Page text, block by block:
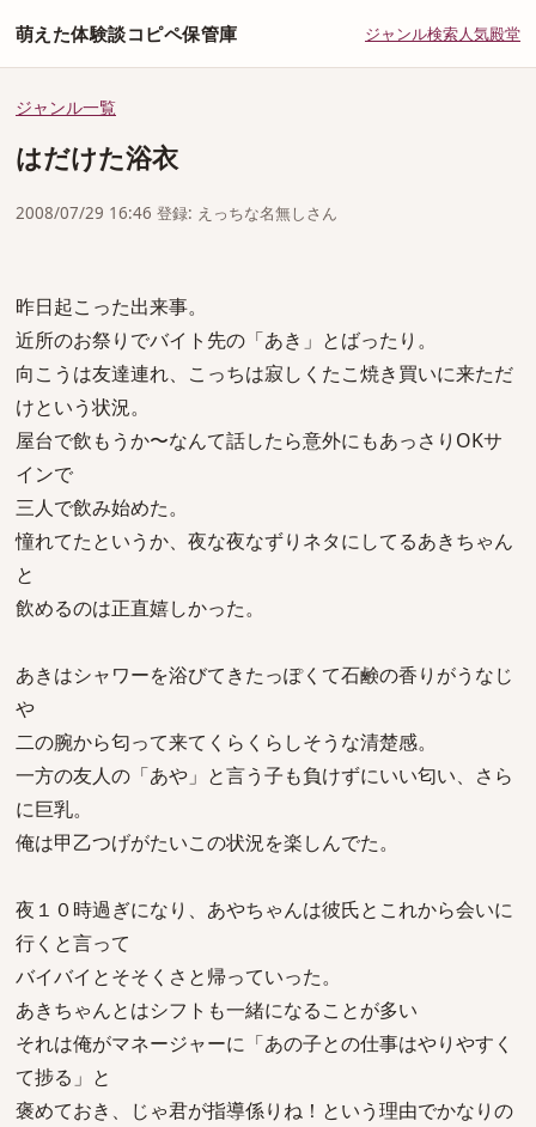
萌えた体験談コピペ保管庫 ジャンル検索人気殿堂
ジャンル一覧
はだけた浴衣
2008/07/29 16:46 登録: えっちな名無しさん
昨日起こった出来事。
近所のお祭りでバイト先の「あき」とばったり。
向こうは友達連れ、こっちは寂しくたこ焼き買いに来ただ
けという状況。
屋台で飲もうか〜なんて話したら意外にもあっさりOKサ
インで
三人で飲み始めた。
憧れてたというか、夜な夜なずりネタにしてるあきちゃん
と
飲めるのは正直嬉しかった。
あきはシャワーを浴びてきたっぽくて石鹸の香りがうなじ
や
二の腕から匂って来てくらくらしそうな清楚感。
一方の友人の「あや」と言う子も負けずにいい匂い、さら
に巨乳。
俺は甲乙つげがたいこの状況を楽しんでた。
夜１０時過ぎになり、あやちゃんは彼氏とこれから会いに
行くと言って
バイバイとそそくさと帰っていった。
あきちゃんとはシフトも一緒になることが多い
それは俺がマネージャーに「あの子との仕事はやりやすく
て捗る」と
褒めておき、じゃ君が指導係りね！という理由でかなりの